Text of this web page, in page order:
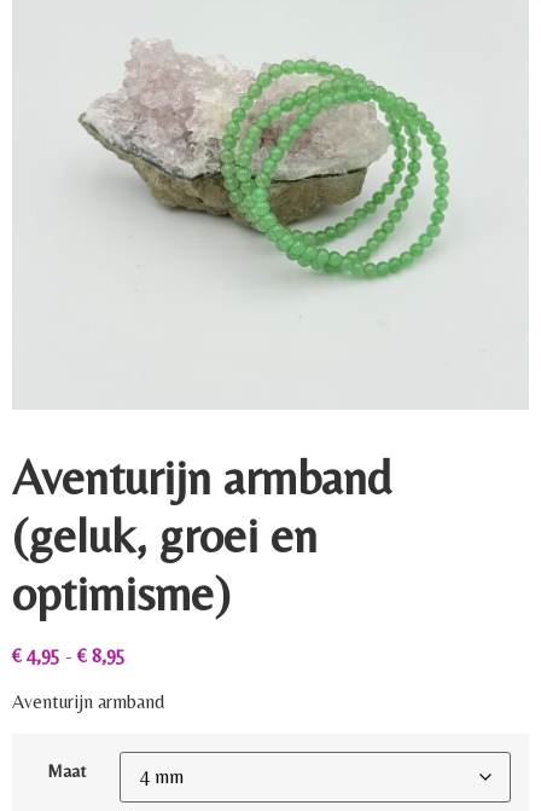
Aventurijn armband
(geluk, groei en
optimisme)
€ 4,95 - € 8,95
Aventurijn armband
Maat